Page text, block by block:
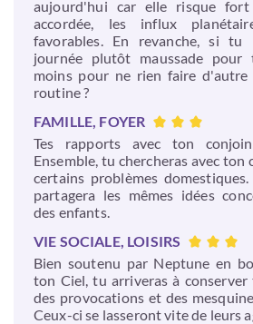
aujourd'hui car elle risque
accordée, les influx
favorables. En revanche, si
journée plutôt maussade
moins pour ne rien faire d'autre
routine ?
FAMILLE, FOYER
Tes rapports avec ton
Ensemble, tu chercheras avec
certains problèmes
partagera les mêmes idées
des enfants.
VIE SOCIALE, LOISIRS
Bien soutenu par Neptune en
ton Ciel, tu arriveras à conserver
des provocations et des
Ceux-ci se lasseront vite de leurs